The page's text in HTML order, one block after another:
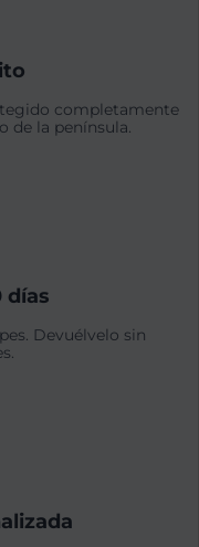
completamente
de la península.
días
Devuélvelo sin